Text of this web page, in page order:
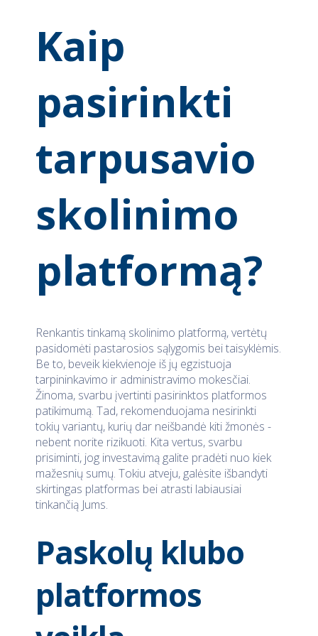
Kaip
pasirinkti
tarpusavio
skolinimo
platformą?
Renkantis tinkamą skolinimo platformą, vertėtų
pasidomėti pastarosios sąlygomis bei taisyklėmis.
Be to, beveik kiekvienoje iš jų egzistuoja
tarpininkavimo ir administravimo mokesčiai.
Žinoma, svarbu įvertinti pasirinktos platformos
patikimumą. Tad, rekomenduojama nesirinkti
tokių variantų, kurių dar neišbandė kiti žmonės -
nebent norite rizikuoti. Kita vertus, svarbu
prisiminti, jog investavimą galite pradėti nuo kiek
mažesnių sumų. Tokiu atveju, galėsite išbandyti
skirtingas platformas bei atrasti labiausiai
tinkančią Jums.
Paskolų klubo
platformos